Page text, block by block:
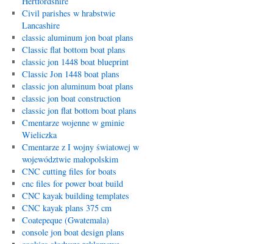
Civil parishes w hrabstwie
Lancashire
classic aluminum jon boat plans
Classic flat bottom boat plans
classic jon 1448 boat blueprint
Classic Jon 1448 boat plans
classic jon aluminum boat plans
classic jon boat construction
classic jon flat bottom boat plans
Cmentarze wojenne w gminie
Wieliczka
Cmentarze z I wojny światowej w
województwie małopolskim
CNC cutting files for boats
cnc files for power boat build
CNC kayak building templates
CNC kayak plans 375 cm
Coatepeque (Gwatemala)
console jon boat design plans